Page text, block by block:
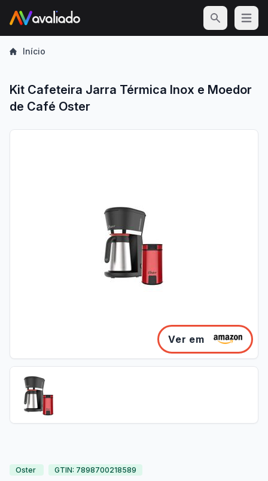
Open
Início
Kit Cafeteira Jarra Térmica Inox e Moedor
de Café Oster
Ver em
Oster GTIN: 7898700218589